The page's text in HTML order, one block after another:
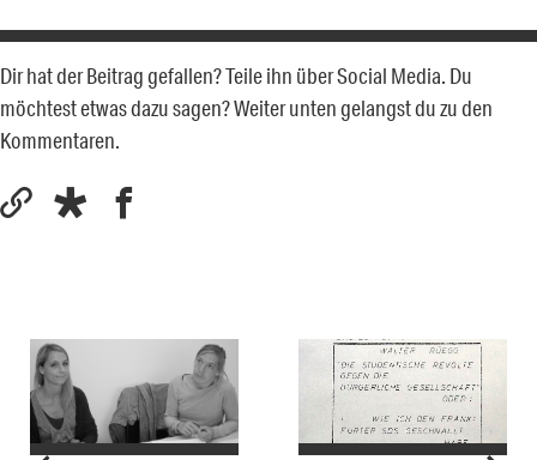
Dir hat der Beitrag gefallen? Teile ihn über Social Media. Du
möchtest etwas dazu sagen? Weiter unten gelangst du zu den
Kommentaren.